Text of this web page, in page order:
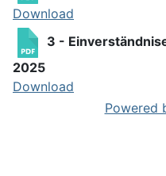
Download
3 -
2025
Download
Powered